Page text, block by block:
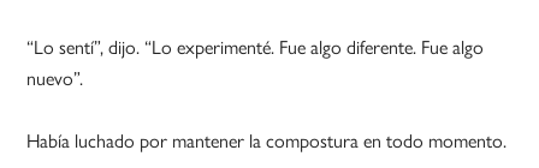
“Lo sentí”, dijo. “Lo experimenté. Fue algo diferente. Fue algo
nuevo”.
Había luchado por mantener la compostura en todo momento.